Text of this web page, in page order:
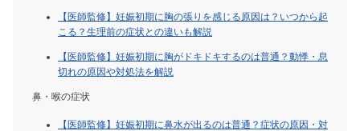
【医師監修】妊娠初期に胸の張りを感じる原因は？いつから起
こる？生理前の症状との違いも解説
【医師監修】妊娠初期に胸がドキドキするのは普通？動悸・息
切れの原因や対処法を解説
鼻・喉の症状
【医師監修】妊娠初期に鼻水が出るのは普通？症状の原因・対